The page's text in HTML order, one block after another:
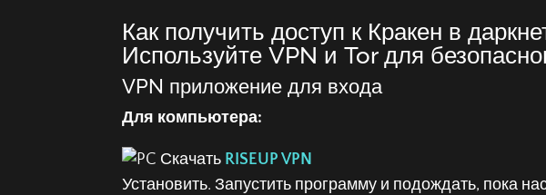
Как получить доступ к Кракен в
Используйте VPN и Tor для
VPN приложение для входа
Для компьютера:
Скачать RISEUP VPN
Установить. Запустить программу и подождать, пока